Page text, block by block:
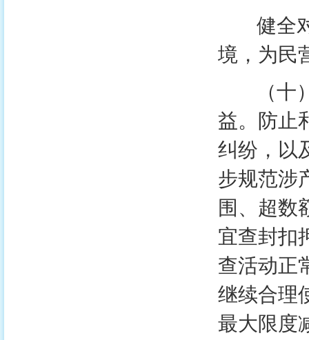
健全对
境，为民
（十）
益。防止
纠纷，以
步规范涉
围、超数
宜查封扣
查活动正
继续合理
最大限度